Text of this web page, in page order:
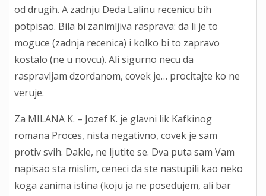
od drugih. A zadnju Deda Lalinu recenicu bih
potpisao. Bila bi zanimljiva rasprava: da li je to
moguce (zadnja recenica) i kolko bi to zapravo
kostalo (ne u novcu). Ali sigurno necu da
raspravljam dzordanom, covek je… procitajte ko ne
veruje.
Za MILANA K. – Jozef K. je glavni lik Kafkinog
romana Proces, nista negativno, covek je sam
protiv svih. Dakle, ne ljutite se. Dva puta sam Vam
napisao sta mislim, ceneci da ste nastupili kao neko
koga zanima istina (koju ja ne posedujem, ali bar